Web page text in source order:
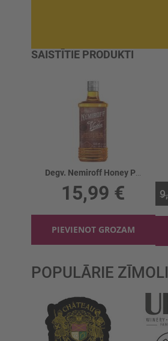
SAISTĪTIE PRODUKTI
Degv. Nemiroff Honey Pepper 40%
15,99 €
PIEVIENOT GROZAM
POPULĀRIE ZĪMOLI